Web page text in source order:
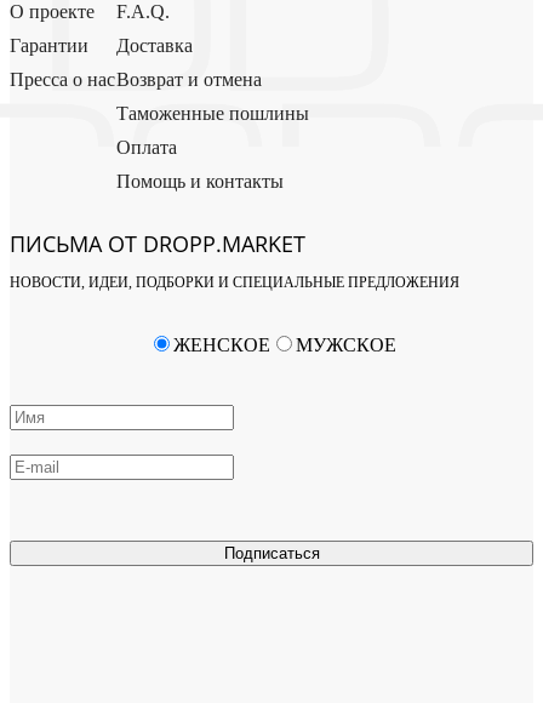
О проекте
Гарантии
Пресса о нас
F.A.Q.
Доставка
Возврат и отмена
Таможенные пошлины
Оплата
Помощь и контакты
ПИСЬМА ОТ DROPP.MARKET
НОВОСТИ, ИДЕИ, ПОДБОРКИ И СПЕЦИАЛЬНЫЕ ПРЕДЛОЖЕНИЯ
Подписаться
ЖЕНСКОЕ МУЖСКОЕ